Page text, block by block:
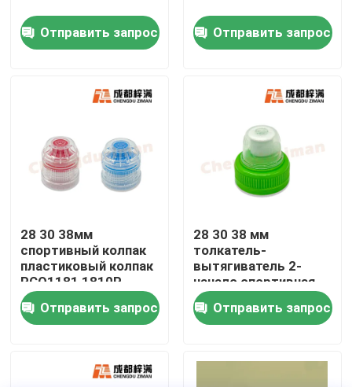
Ролики
Проверка качества
Свяжитесь мы
Новости
Упаковка напитка еды
Алюминиевая упаковка напитка
Отправить запрос Отправить запрос
28 30 38мм
спортивный колпак
пластиковый колпак
PCO1181 1810P
Отправить запрос
28 30 38 мм
толкатель-
вытягиватель 2-
начало спортивная
капсула пластиковая
капсула
Отправить запрос